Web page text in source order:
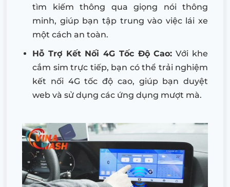
tìm kiếm thông qua giọng nói thông
minh, giúp bạn tập trung vào việc lái xe
một cách an toàn.
Hỗ Trợ Kết Nối 4G Tốc Độ Cao: Với khe
cắm sim trực tiếp, bạn có thể trải nghiệm
kết nối 4G tốc độ cao, giúp bạn duyệt
web và sử dụng các ứng dụng mượt mà.